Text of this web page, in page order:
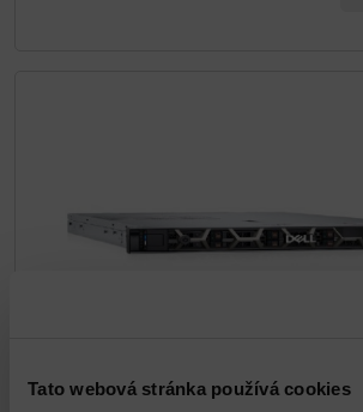
Tato webová stránka používá cookies
Dell PowerEdge R6625